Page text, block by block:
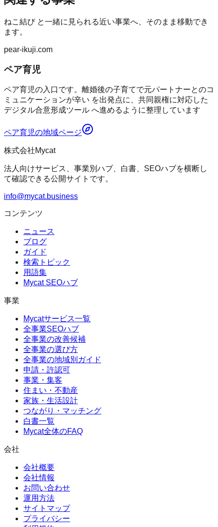
ねこ結びと一緒に見られる近い事業へ、そのまま移動でき
ます。
pear-ikuji.com
ペア育児
ペア育児の入口です。離婚後の子育てで元パートナーとのコ
ミュニケーションが辛い を出発点に、共同親権に対応した
デジタル合意形成ツール へ進めるように整理しています
ペア育児の地域ページ
株式会社Mycat
法人向けサービス、事業別ハブ、白書、SEOハブを横断し
て確認できる公開サイトです。
info@mycat.business
コンテンツ
ニュース
ブログ
ガイド
検索トピック
用語集
Mycat SEOハブ
事業
Mycatサービス一覧
全事業SEOハブ
全事業の改善候補
全事業の選び方
全事業の地域別ガイド
申請・許認可
事業・集客
住まい・不動産
家族・生活設計
つながり・マッチング
白書一覧
Mycat全体のFAQ
会社
会社概要
会社情報
お問い合わせ
運用方法
サイトマップ
プライバシー